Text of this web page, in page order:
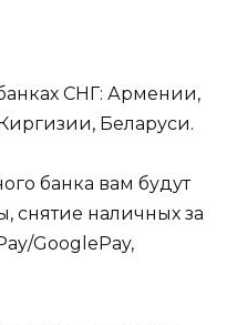
СНГ: Армении,
Беларуси.
банка вам будут
снятие наличных за
GooglePay,